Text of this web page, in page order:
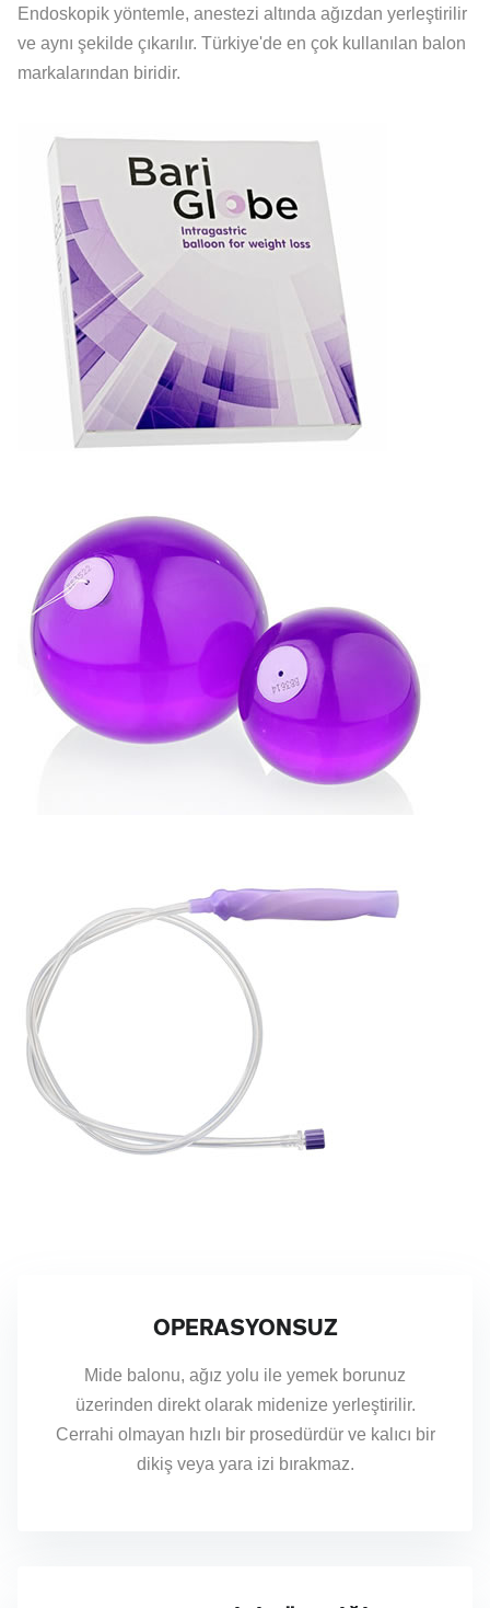
Endoskopik yöntemle, anestezi altında ağızdan yerleştirilir
ve aynı şekilde çıkarılır. Türkiye'de en çok kullanılan balon
markalarından biridir.
OPERASYONSUZ
Mide balonu, ağız yolu ile yemek borunuz
üzerinden direkt olarak midenize yerleştirilir.
Cerrahi olmayan hızlı bir prosedürdür ve kalıcı bir
dikiş veya yara izi bırakmaz.